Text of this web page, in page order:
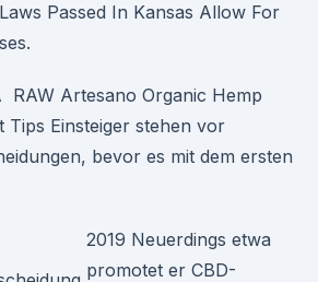
Passed In Kansas Allow For
RAW Artesano Organic Hemp
Tips Einsteiger stehen vor
bevor es mit dem ersten
2019 Neuerdings etwa
promotet er CBD-